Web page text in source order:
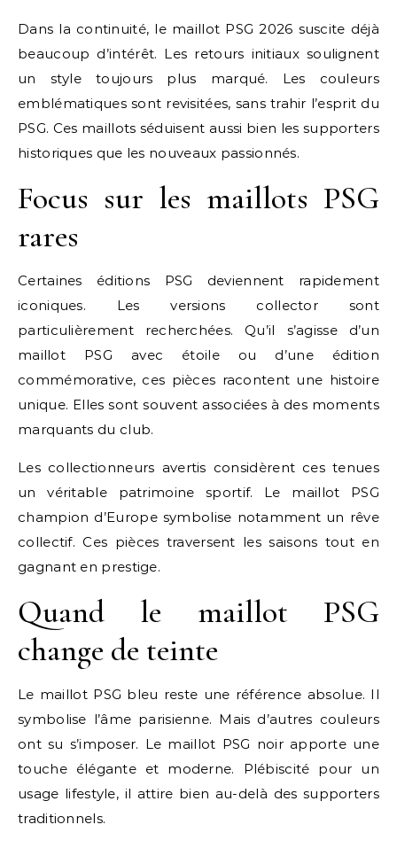
Dans la continuité, le maillot PSG 2026 suscite déjà
beaucoup d’intérêt. Les retours initiaux soulignent
un style toujours plus marqué. Les couleurs
emblématiques sont revisitées, sans trahir l’esprit du
PSG. Ces maillots séduisent aussi bien les supporters
historiques que les nouveaux passionnés.
Focus sur les maillots PSG
rares
Certaines éditions PSG deviennent rapidement
iconiques. Les versions collector sont
particulièrement recherchées. Qu’il s’agisse d’un
maillot PSG avec étoile ou d’une édition
commémorative, ces pièces racontent une histoire
unique. Elles sont souvent associées à des moments
marquants du club.
Les collectionneurs avertis considèrent ces tenues
un véritable patrimoine sportif. Le maillot PSG
champion d’Europe symbolise notamment un rêve
collectif. Ces pièces traversent les saisons tout en
gagnant en prestige.
Quand le maillot PSG
change de teinte
Le maillot PSG bleu reste une référence absolue. Il
symbolise l’âme parisienne. Mais d’autres couleurs
ont su s’imposer. Le maillot PSG noir apporte une
touche élégante et moderne. Plébiscité pour un
usage lifestyle, il attire bien au-delà des supporters
traditionnels.